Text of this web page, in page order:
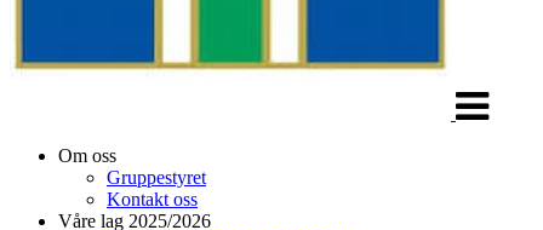
Om oss
Gruppestyret
Kontakt oss
Våre lag 2025/2026